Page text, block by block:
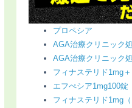
プロペシア
AGA治療クリニック
AGA治療クリニック
フィナステリド1mg
エフぺシア1mg100錠
フィナステリド1mg